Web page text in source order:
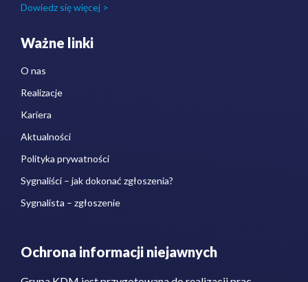
Dowiedz się więcej >
Ważne linki
O nas
Realizacje
Kariera
Aktualności
Polityka prywatności
Sygnaliści – jak dokonać zgłoszenia?
Sygnalista – zgłoszenie
Ochrona informacji niejawnych